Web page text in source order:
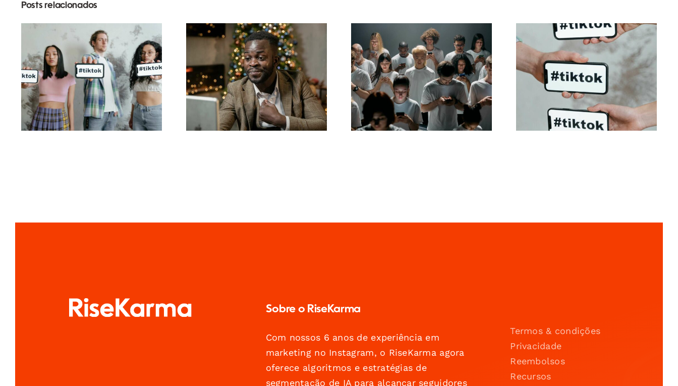
Posts relacionados
Melhores aplicativos
de edição de vídeo
para criar obras-
primas no TikTok
Como ocultar
seguidores no
LinkedIn para manter
a privacidade
Dicas para criar
anúncios incríveis no
Facebook que
convertem
Melhores
configurações de
privacidade do TikTok
em 2024
Sobre o RiseKarma
Com nossos 6 anos de experiência em
marketing no Instagram, o RiseKarma agora
oferece algoritmos e estratégias de
segmentação de IA para alcançar seguidores
Termos & condições
Privacidade
Reembolsos
Recursos